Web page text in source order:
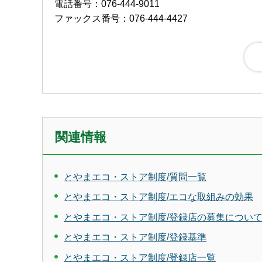
電話番号：076-444-9011
ファックス番号：076-444-4427
関連情報
とやまエコ・ストア制度/質問一覧
とやまエコ・ストア制度/エコな取組みの効果
とやまエコ・ストア制度/登録店の募集について
とやまエコ・ストア制度/登録基準
とやまエコ・ストア制度/登録店一覧